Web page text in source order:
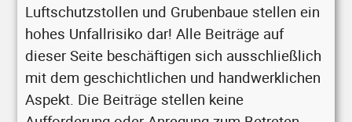
Luftschutzstollen und Grubenbaue stellen ein
hohes Unfallrisiko dar! Alle Beiträge auf
dieser Seite beschäftigen sich ausschließlich
mit dem geschichtlichen und handwerklichen
Aspekt. Die Beiträge stellen keine